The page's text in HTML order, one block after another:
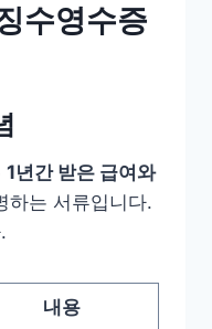
수영수증
1년간 받은 급여와
하는 서류입니다.
내용